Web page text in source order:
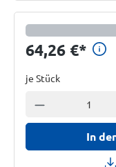
64,26 €*
je Stück
Anzahl verringern
In